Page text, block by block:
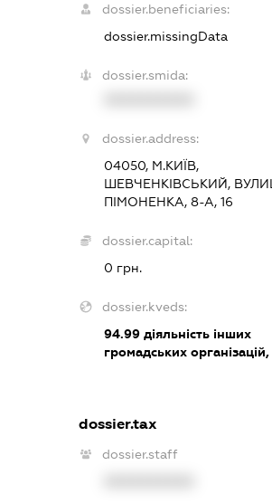
dossier.beneficiaries:
dossier.missingData
dossier.smida:
dossier.address:
04050, М.КИЇВ,
ШЕВЧЕНКІВСЬКИЙ,
ПІМОНЕНКА, 8-А, 16
dossier.capital:
0 грн.
dossier.kveds:
94.99 діяльність інших
громадських організацій,
dossier.tax
dossier.staff